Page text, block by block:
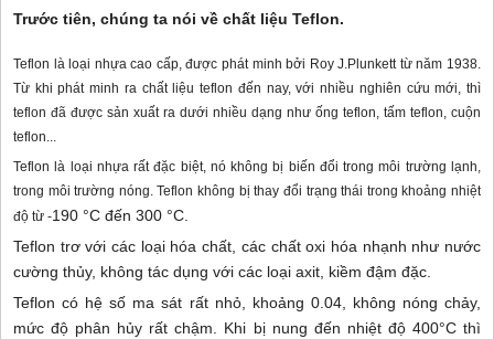
Trước tiên, chúng ta nói về chất liệu Teflon.
Teflon là loại nhựa cao cấp, được phát minh bởi Roy J.Plunkett từ năm 1938.
Từ khi phát minh ra chất liệu teflon đến nay, với nhiều nghiên cứu mới, thì
teflon đã được sản xuất ra dưới nhiều dạng như ống teflon, tấm teflon, cuộn
teflon...
Teflon là loại nhựa rất đặc biệt, nó không bị biến đổi trong môi trường lạnh,
trong môi trường nóng. Teflon không bị thay đổi trạng thái trong khoảng nhiệt
độ từ -190 °C đến 300 °C.
Teflon trơ với các loại hóa chất, các chất oxi hóa nhạnh như nước
cường thủy, không tác dụng với các loại axit, kiềm đậm đặc.
Teflon có hệ số ma sát rất nhỏ, khoảng 0.04, không nóng chảy,
mức độ phân hủy rất chậm. Khi bị nung đến nhiệt độ 400°C thì